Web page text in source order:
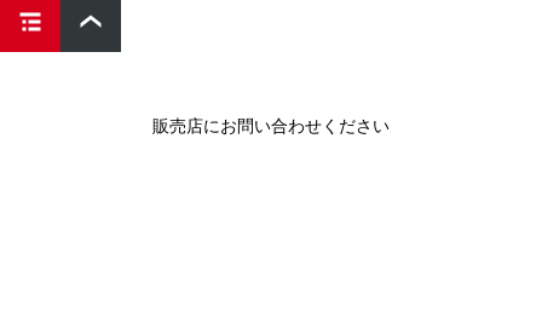
販売店にお問い合わせください